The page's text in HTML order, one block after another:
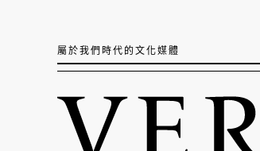
屬於我們時代的文化媒體